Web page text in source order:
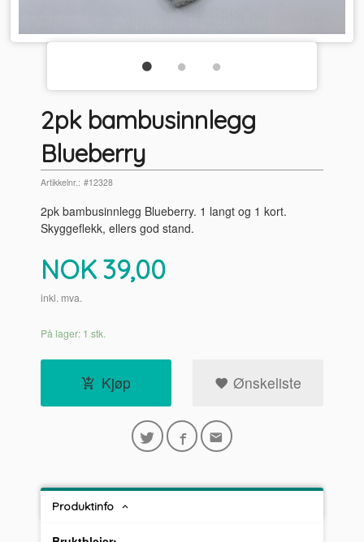
2pk bambusinnlegg
Blueberry
Artikkelnr.: #12328
2pk bambusinnlegg Blueberry. 1 langt og 1 kort.
Skyggeflekk, ellers god stand.
Pris
NOK 39,00
inkl. mva.
På lager: 1 stk.
Kjøp Ønskeliste
Produktinfo